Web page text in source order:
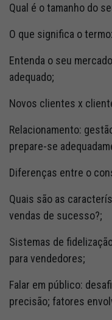
Qual é o tamanho do
O que significa o
Entenda o seu
adequado;
Novos clientes x
Relacionamento:
prepare-se
Diferenças entre o
Quais são as
vendas de sucesso?;
Sistemas de
para vendedores;
Falar em público:
precisão; fatores